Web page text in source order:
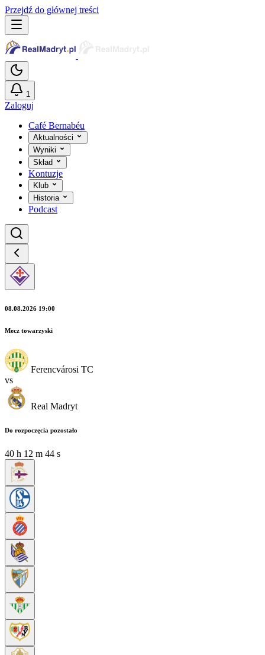
Przejdź do głównej treści
1
Zaloguj
Café Bernabéu
Aktualności
Wyniki
Skład
Kontuzje
Klub
Historia
Podcast
08.08.2026 19:00
Mecz towarzyski
Ferencvárosi TC
vs
Real Madryt
Do rozpoczęcia pozostało
40 h 12 m 42 s